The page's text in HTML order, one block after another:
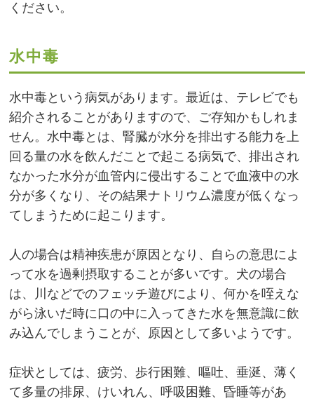
ください。
水中毒
水中毒という病気があります。最近は、テレビでも
紹介されることがありますので、ご存知かもしれま
せん。水中毒とは、腎臓が水分を排出する能力を上
回る量の水を飲んだことで起こる病気で、排出され
なかった水分が血管内に侵出することで血液中の水
分が多くなり、その結果ナトリウム濃度が低くなっ
てしまうために起こります。
人の場合は精神疾患が原因となり、自らの意思によ
って水を過剰摂取することが多いです。犬の場合
は、川などでのフェッチ遊びにより、何かを咥えな
がら泳いだ時に口の中に入ってきた水を無意識に飲
み込んでしまうことが、原因として多いようです。
症状としては、疲労、歩行困難、嘔吐、垂涎、薄く
て多量の排尿、けいれん、呼吸困難、昏睡等があ